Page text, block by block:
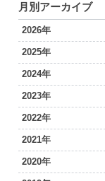
月別アーカイブ
2026年
2025年
2024年
2023年
2022年
2021年
2020年